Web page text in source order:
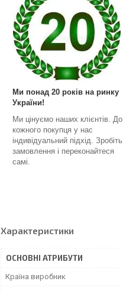
Ми понад 20 років на ринку
України!
Ми цінуємо наших клієнтів. До
кожного покупця у нас
індивідуальний підхід. Зробіть
замовлення і переконайтеся
самі.
Характеристики
ОСНОВНІ АТРИБУТИ
Країна виробник